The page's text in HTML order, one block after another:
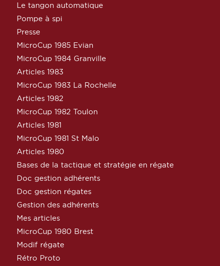
Le tangon automatique
Pompe à spi
Presse
MicroCup 1985 Evian
MicroCup 1984 Granville
Articles 1983
MicroCup 1983 La Rochelle
Articles 1982
MicroCup 1982 Toulon
Articles 1981
MicroCup 1981 St Malo
Articles 1980
Bases de la tactique et stratégie en régate
Doc gestion adhérents
Doc gestion régates
Gestion des adhérents
Mes articles
MicroCup 1980 Brest
Modif régate
Rétro Proto